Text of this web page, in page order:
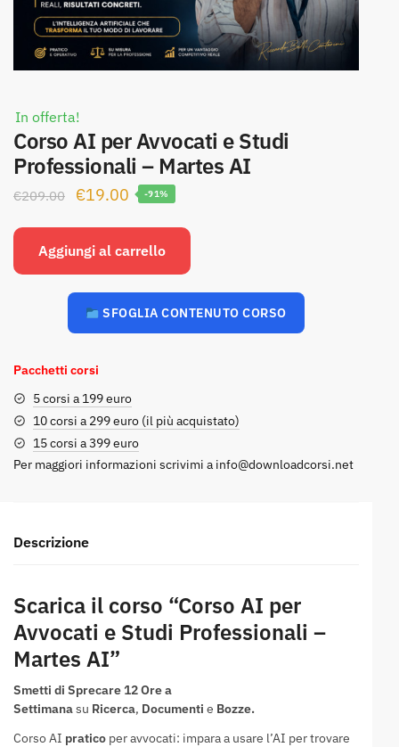
In offerta!
Corso AI per Avvocati e Studi
Professionali – Martes AI
€209.00
Il
originale
€209.00.
€19.00 Il
attuale
€19.00.
-91%
Aggiungi al carrello
SFOGLIA CONTENUTO CORSO
Pacchetti corsi
5 corsi a 199 euro
10 corsi a 299 euro (il più acquistato)
15 corsi a 399 euro
Per maggiori informazioni scrivimi a info@downloadcorsi.net
Descrizione
Scarica il corso “Corso AI per
Avvocati e Studi Professionali –
Martes AI”
Smetti di Sprecare 12 Ore a
Settimanasu Ricerca, Documenti e Bozze.
Corso AI pratico per avvocati: impara a usare l’AI per trovare